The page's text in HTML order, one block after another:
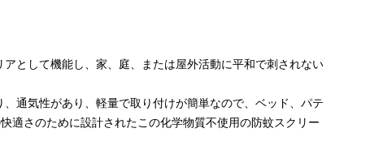
として機能し、家、庭、または屋外活動に平和で刺されない
通気性があり、軽量で取り付けが簡単なので、ベッド、パテ
適さのために設計されたこの化学物質不使用の防蚊スクリー